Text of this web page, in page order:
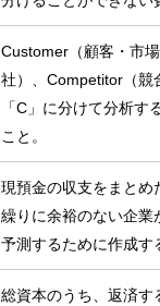
Customer（顧客・市
社）、Competitor（競
「C」に分けて分析す
こと。
現預金の収支をまとめ
繰りに余裕のない企業
予測するために作成す
総資本のうち、返済す